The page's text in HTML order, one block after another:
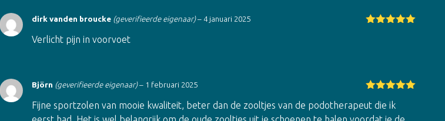
dirk vanden broucke (geverifieerde eigenaar) – 4 januari 2025
Verlicht pijn in voorvoet
5uit 5
Björn (geverifieerde eigenaar) – 1 februari 2025
Fijne sportzolen van mooie kwaliteit, beter dan de zooltjes van de podotherapeut die ik